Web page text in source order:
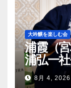
大吟醸を楽しむ会
浦霞（
浦弘一
8月 4, 2026